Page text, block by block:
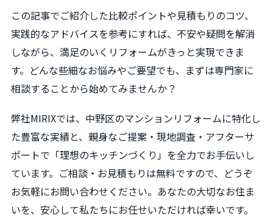
この記事でご紹介した比較ポイントや見積もりのコツ、
実践的なアドバイスを参考にすれば、不安や疑問を解消
しながら、満足のいくリフォームがきっと実現できま
す。どんな些細なお悩みやご要望でも、まずは専門家に
相談することから始めてみませんか？
弊社MIRIXでは、中野区のマンションリフォームに特化し
た豊富な実績と、親身なご提案・現地調査・アフターサ
ポートで「理想のキッチンづくり」を全力でお手伝いし
ています。ご相談・お見積もりは無料ですので、どうぞ
お気軽にお問い合わせください。あなたの大切なお住ま
いを、安心して私たちにお任せいただければ幸いです。